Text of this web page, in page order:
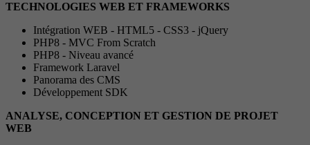
TECHNOLOGIES WEB ET FRAMEWORKS
Intégration WEB - HTML5 - CSS3 - jQuery
PHP8 - MVC From Scratch
PHP8 - Niveau avancé
Framework Laravel
Panorama des CMS
Développement SDK
ANALYSE, CONCEPTION ET GESTION DE PROJET
WEB